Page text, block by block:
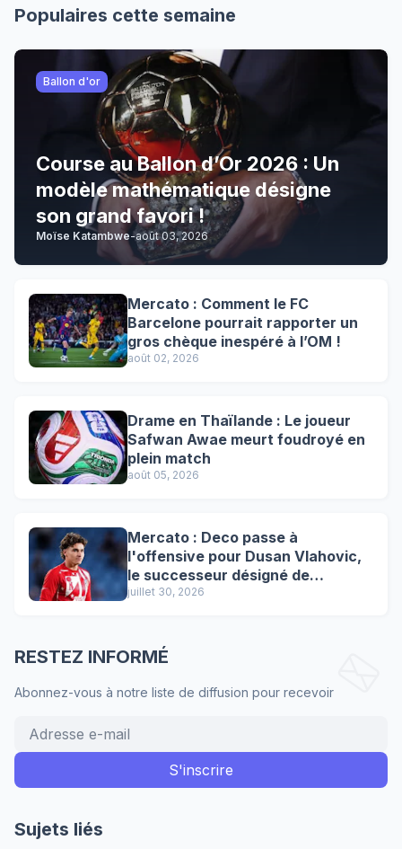
Populaires cette semaine
Ballon d'or
Course au Ballon d’Or 2026 : Un
modèle mathématique désigne
son grand favori !
Moïse Katambwe-août 03, 2026
Mercato : Comment le FC
Barcelone pourrait rapporter un
gros chèque inespéré à l’OM !
août 02, 2026
Drame en Thaïlande : Le joueur
Safwan Awae meurt foudroyé en
plein match
août 05, 2026
Mercato : Deco passe à
l'offensive pour Dusan Vlahovic,
le successeur désigné de
Lewandowski !
juillet 30, 2026
RESTEZ INFORMÉ
Abonnez-vous à notre liste de diffusion pour recevoir
Sujets liés